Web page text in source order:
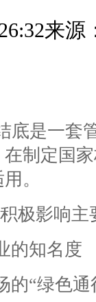
底是一
制定国
。
极影响
的知名度
的“绿色通